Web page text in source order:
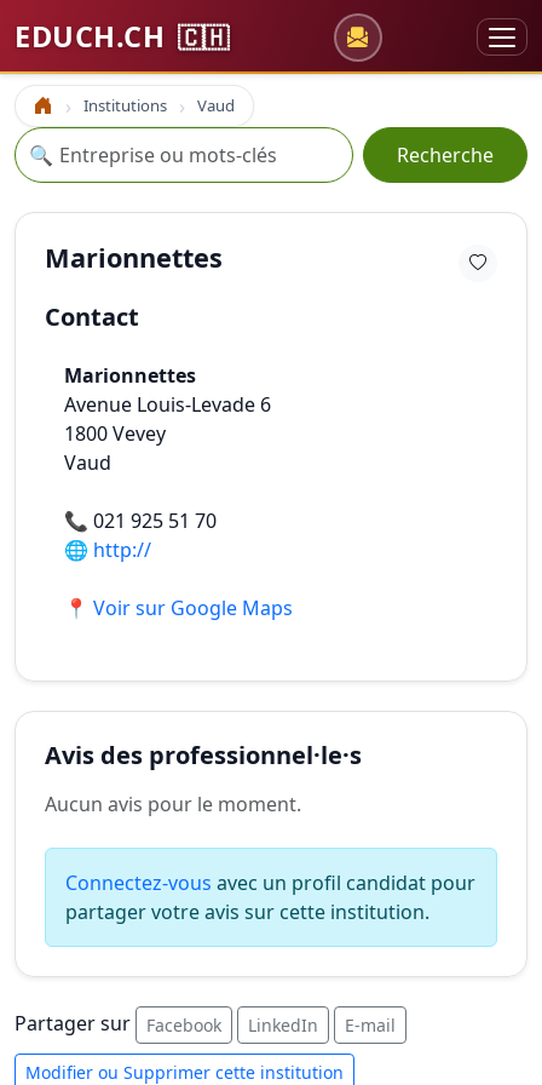
EDUCH.CH 🇨🇭
Accueil Institutions Vaud
Recherche
🔍 Recherche
Marionnettes
Contact
Marionnettes
Avenue Louis-Levade 6
1800Vevey
Vaud
📞 021 925 51 70
🌐 http://
📍 Voir sur Google Maps
Avis des professionnel·le·s
Aucun avis pour le moment.
Connectez-vous avec un profil candidat pour
partager votre avis sur cette institution.
Partager sur Facebook LinkedIn E-mail
Modifier ou Supprimer cette institution